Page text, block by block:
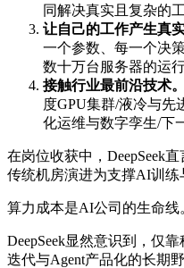
同解决真实且复杂的
让自己的工作产生真实
一个参数、每一个决
数十万台服务器的运
接触行业最前沿技术。
度GPU集群/液冷与先
化运维与数字孪生/下
在岗位收获中，DeepSeek
传统机房演进为支撑AI训
算力成本是AI公司的生命线
DeepSeek显然意识到，仅
迭代与Agent产品化的长期野